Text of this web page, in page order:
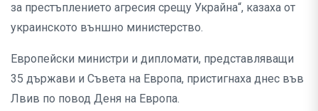
за престъплението агресия срещу Украйна“, казаха от
украинското външно министерство.
Европейски министри и дипломати, представляващи
35 държави и Съвета на Европа, пристигнаха днес във
Лвив по повод Деня на Европа.